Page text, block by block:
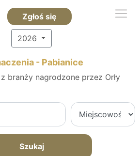
Zgłoś się
2026
- Pabianice
branży nagrodzone przez Orły
Szukaj